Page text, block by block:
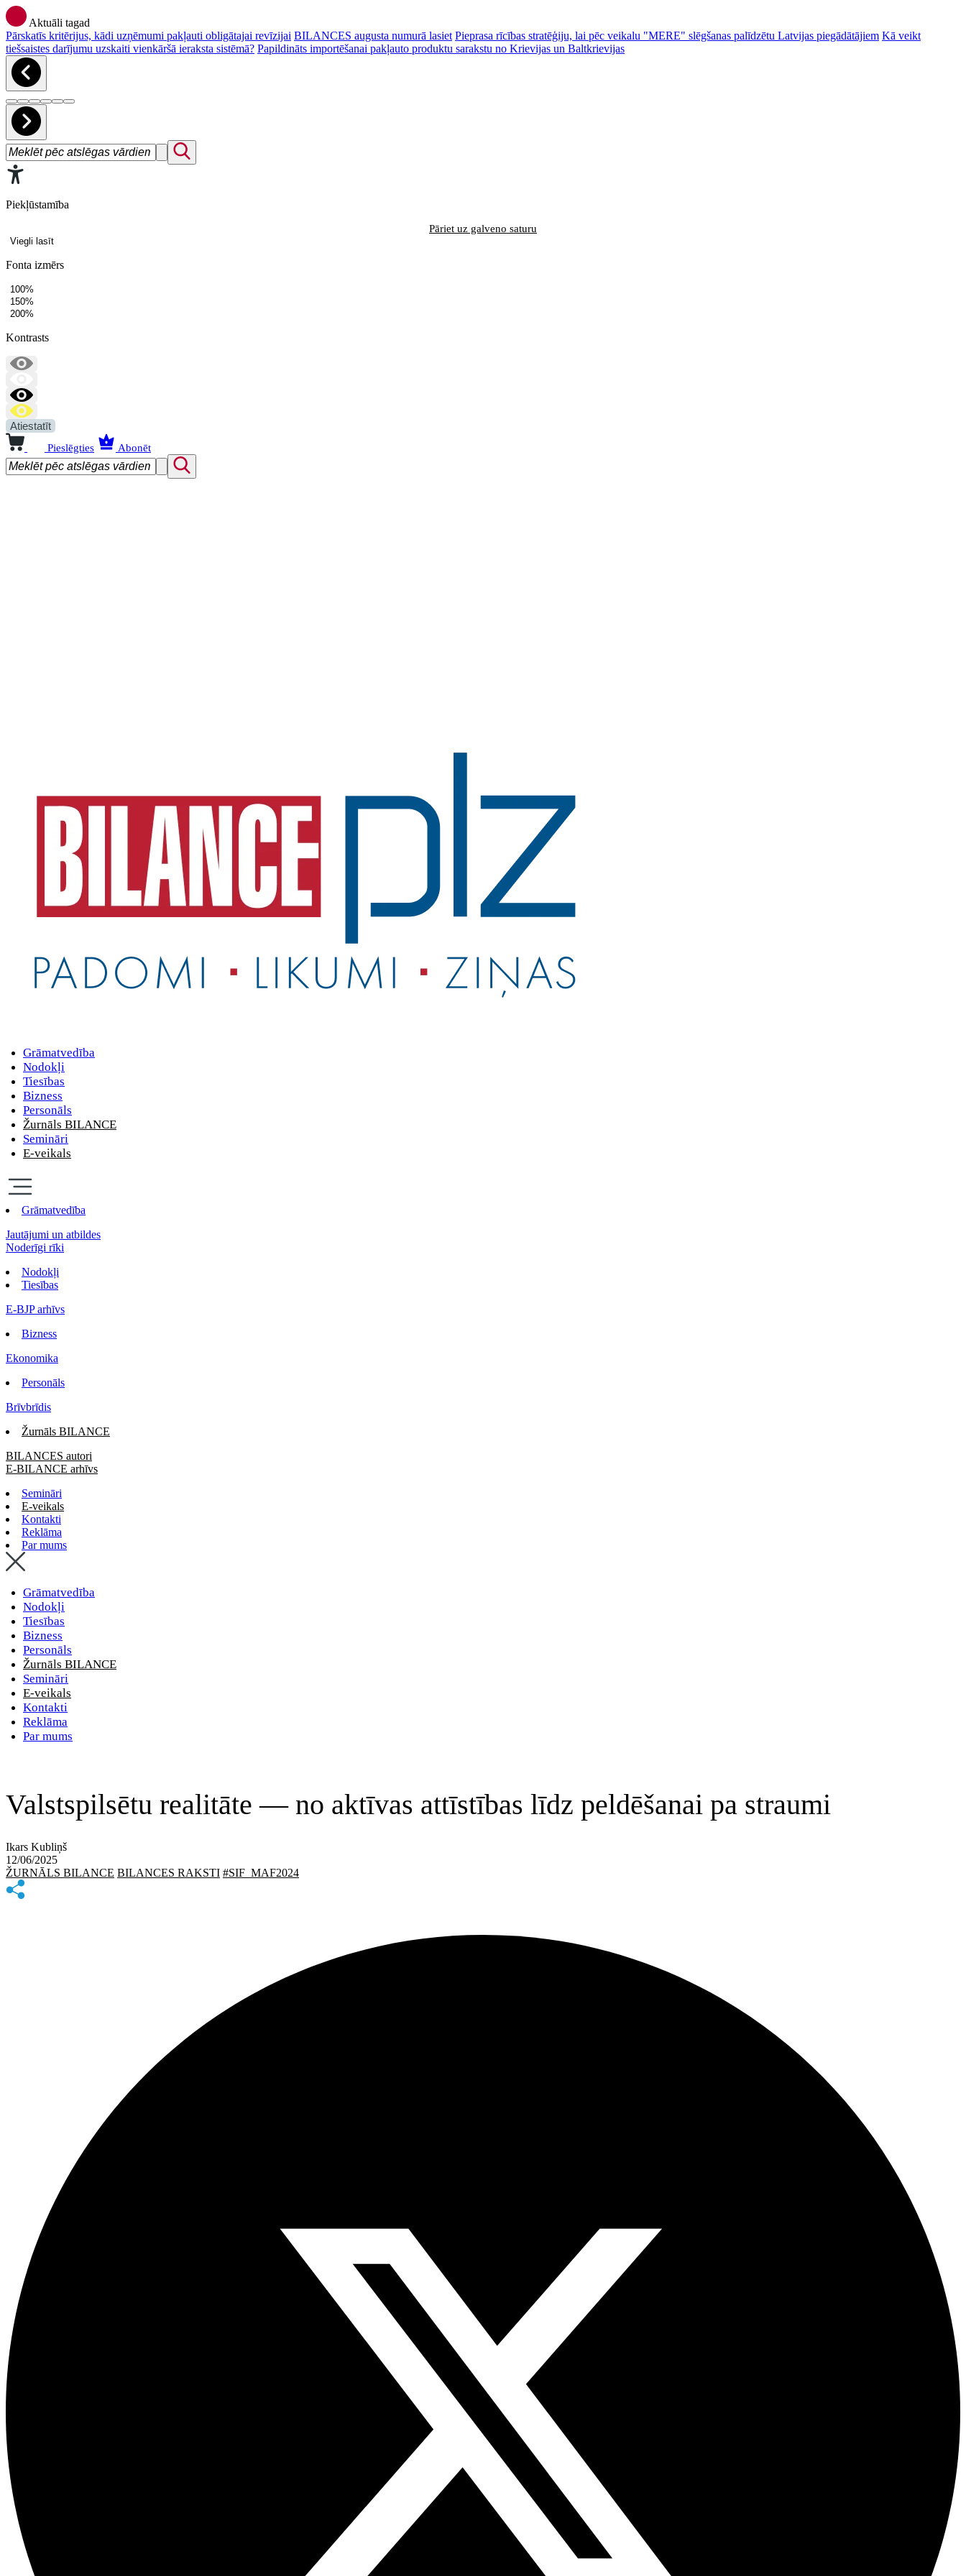
Aktuāli tagad
Pārskatīs kritērijus, kādi uzņēmumi pakļauti obligātajai revīzijai BILANCES augusta numurā lasiet Pieprasa rīcības stratēģiju, lai pēc veikalu "MERE" slēgšanas palīdzētu Latvijas piegādātājiem Kā veikt
tiešsaistes darījumu uzskaiti vienkāršā ieraksta sistēmā? Papildināts importēšanai pakļauto produktu sarakstu no Krievijas un Baltkrievijas
Piekļūstamība
Pāriet uz galveno saturu
Viegli lasīt
Fonta izmērs
100%
150%
200%
Kontrasts
Atiestatīt
Pieslēgties Abonēt
Grāmatvedība
Nodokļi
Tiesības
Bizness
Personāls
Žurnāls BILANCE
Semināri
E-veikals
Grāmatvedība
Jautājumi un atbildes
Noderīgi rīki
Nodokļi
Tiesības
E-BJP arhīvs
Bizness
Ekonomika
Personāls
Brīvbrīdis
Žurnāls BILANCE
BILANCES autori
E-BILANCE arhīvs
Semināri
E-veikals
Kontakti
Reklāma
Par mums
Grāmatvedība
Nodokļi
Tiesības
Bizness
Personāls
Žurnāls BILANCE
Semināri
E-veikals
Kontakti
Reklāma
Par mums
Valstspilsētu realitāte — no aktīvas attīstības līdz peldēšanai pa straumi
Ikars Kubliņš
12/06/2025
ŽURNĀLS BILANCE BILANCES RAKSTI #SIF_MAF2024